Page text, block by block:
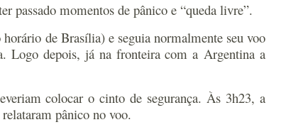
passado momentos de pânico e “queda livre”.
de Brasília) e seguia normalmente seu voo
Logo depois, já na fronteira com a Argentina a
colocar o cinto de segurança.Às 3h23, a
pânico no voo.